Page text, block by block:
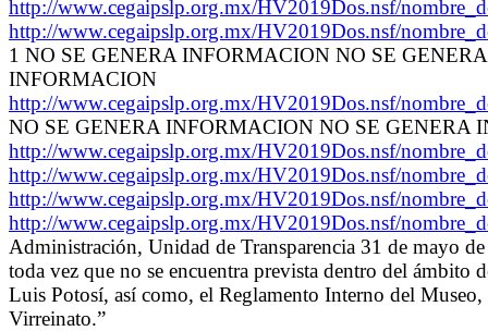
http://www.cegaipslp.org.mx/HV2019Dos.nsf/
http://www.cegaipslp.org.mx/HV2019Dos.nsf/
1 NO SE GENERA INFORMACION NO SE
INFORMACION
http://www.cegaipslp.org.mx/HV2019Dos.nsf/
NO SE GENERA INFORMACION NO SE
http://www.cegaipslp.org.mx/HV2019Dos.nsf/
http://www.cegaipslp.org.mx/HV2019Dos.nsf/
http://www.cegaipslp.org.mx/HV2019Dos.nsf/
http://www.cegaipslp.org.mx/HV2019Dos.nsf/
Administración, Unidad de Transparencia 31 de mayo
toda vez que no se encuentra prevista dentro del
Luis Potosí, así como, el Reglamento Interno del
Virreinato.”